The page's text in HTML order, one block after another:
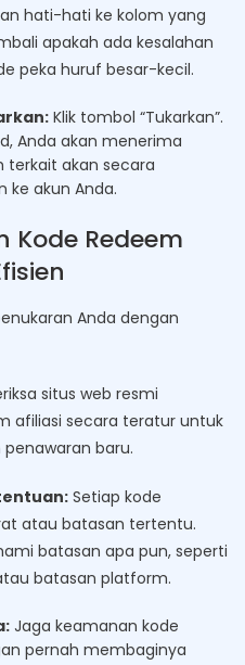
hati-hati ke kolom yang
apakah ada kesalahan
peka huruf besar-kecil.
Klik tombol “Tukarkan”.
Anda akan menerima
terkait akan secara
akun Anda.
Kode Redeem
Anda dengan
situs web resmi
afiliasi secara teratur untuk
baru.
Setiap kode
atau batasan tertentu.
batasan apa pun, seperti
batasan platform.
Jaga keamanan kode
pernah membaginya